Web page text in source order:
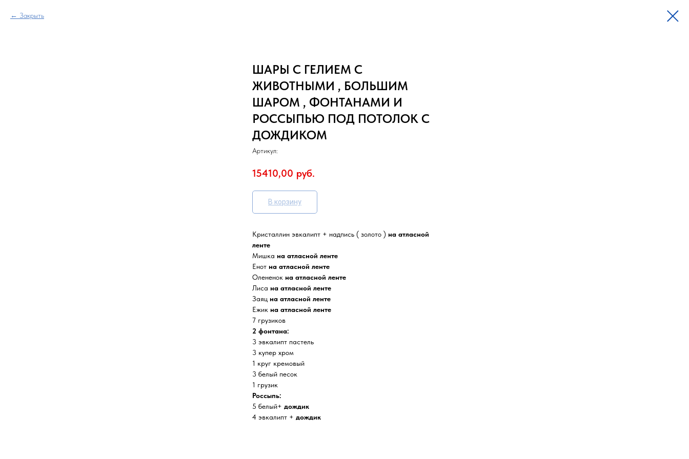
Закрыть
ШАРЫ С ГЕЛИЕМ С
ЖИВОТНЫМИ , БОЛЬШИМ
ШАРОМ , ФОНТАНАМИ И
РОССЫПЬЮ ПОД ПОТОЛОК С
ДОЖДИКОМ
Артикул:
15410,00 руб.
В корзину
Кристаллин эвкалипт + надпись ( золото ) на атласной
ленте
Мишка на атласной ленте
Енот на атласной ленте
Олененок на атласной ленте
Лиса на атласной ленте
Заяц на атласной ленте
Ежик на атласной ленте
7 грузиков
2 фонтана:
3 эвкалипт пастель
3 купер хром
1 круг кремовый
3 белый песок
1 грузик
Россыпь:
5 белый+ дождик
4 эвкалипт + дождик